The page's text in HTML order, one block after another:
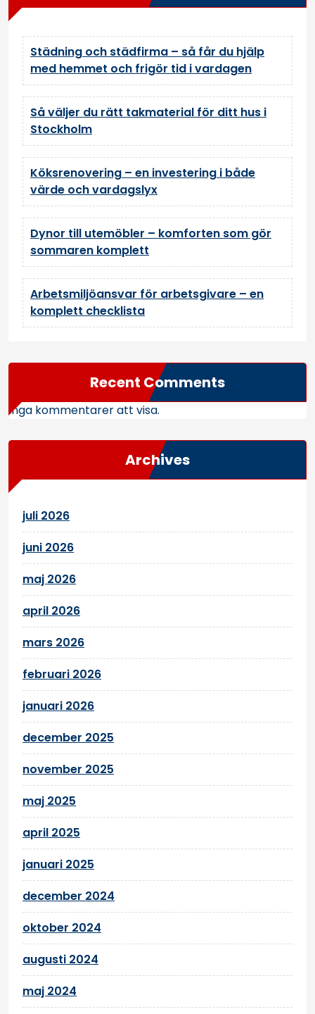
Städning och städfirma – så får du hjälp
med hemmet och frigör tid i vardagen
Så väljer du rätt takmaterial för ditt hus i
Stockholm
Köksrenovering – en investering i både
värde och vardagslyx
Dynor till utemöbler – komforten som gör
sommaren komplett
Arbetsmiljöansvar för arbetsgivare – en
komplett checklista
Recent Comments
Inga kommentarer att visa.
Archives
juli 2026
juni 2026
maj 2026
april 2026
mars 2026
februari 2026
januari 2026
december 2025
november 2025
maj 2025
april 2025
januari 2025
december 2024
oktober 2024
augusti 2024
maj 2024